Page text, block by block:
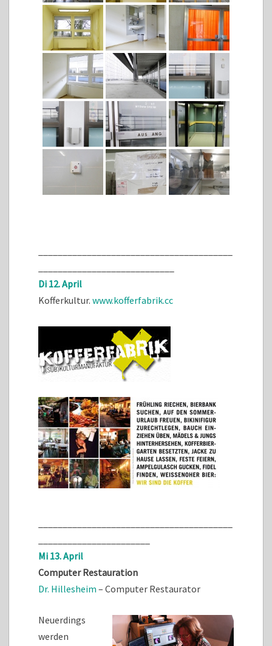
Di 12. April
Kofferkultur. www.kofferfabrik.cc
Mi 13. April
Computer Restauration
Dr. Hillesheim – Computer Restaurator
Neuerdings
werden